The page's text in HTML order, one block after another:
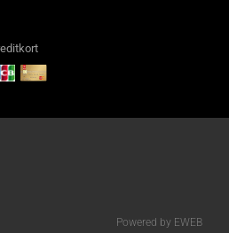
Powered by EWEB